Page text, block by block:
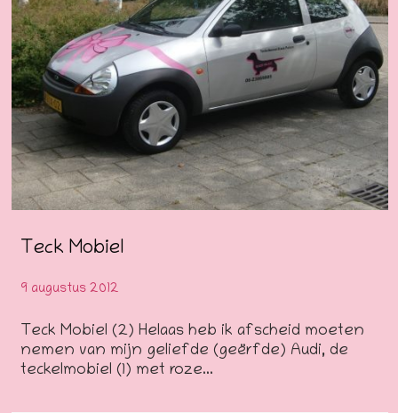
Teck Mobiel
9 augustus 2012
Teck Mobiel (2) Helaas heb ik afscheid moeten
nemen van mijn geliefde (geërfde) Audi, de
teckelmobiel (1) met roze...